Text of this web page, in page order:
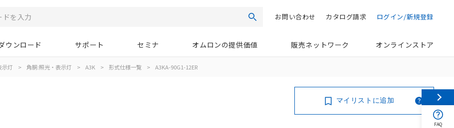
検索 ログイン/新規登録
カタログ請求
お問い合わせ
ウンロード サポート セミナ オムロンの提供価値 販売ネットワーク オンラインストア
示灯 > 角胴:照光・表示灯 > A3K > 形式仕様一覧 > A3KA-90G1-12ER
マイリストに追加
FAQ